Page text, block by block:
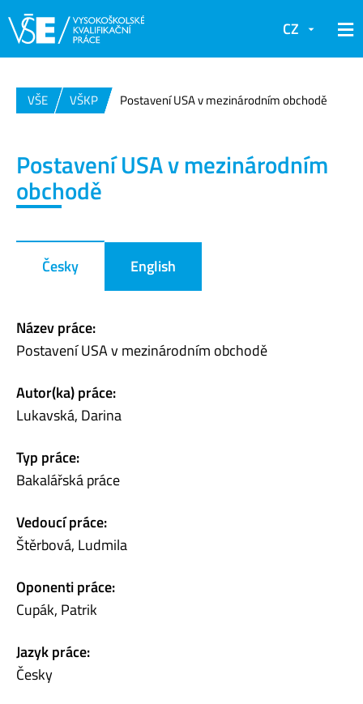
CZ
VŠE VŠKP Postavení USA v mezinárodním obchodě
Postavení USA v mezinárodním
obchodě
Česky English
Název práce:
Postavení USA v mezinárodním obchodě
Autor(ka) práce:
Lukavská, Darina
Typ práce:
Bakalářská práce
Vedoucí práce:
Štěrbová, Ludmila
Oponenti práce:
Cupák, Patrik
Jazyk práce:
Česky